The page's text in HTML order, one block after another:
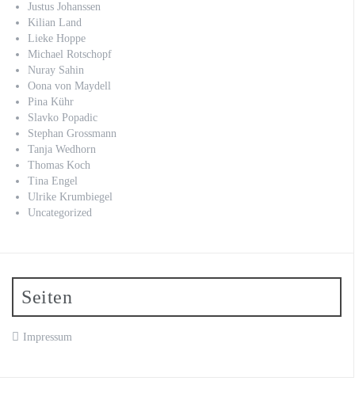
Justus Johanssen
Kilian Land
Lieke Hoppe
Michael Rotschopf
Nuray Sahin
Oona von Maydell
Pina Kühr
Slavko Popadic
Stephan Grossmann
Tanja Wedhorn
Thomas Koch
Tina Engel
Ulrike Krumbiegel
Uncategorized
Seiten
Impressum